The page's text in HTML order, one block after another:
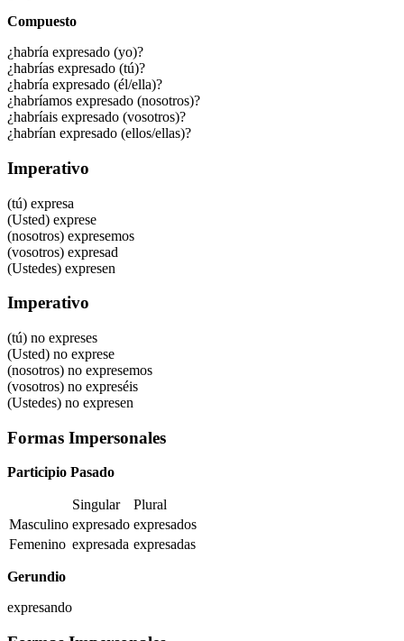
Compuesto
¿habría expresado (yo)?
¿habrías expresado (tú)?
¿habría expresado (él/ella)?
¿habríamos expresado (nosotros)?
¿habríais expresado (vosotros)?
¿habrían expresado (ellos/ellas)?
Imperativo
(tú) expresa
(Usted) exprese
(nosotros) expresemos
(vosotros) expresad
(Ustedes) expresen
Imperativo
(tú) no expreses
(Usted) no exprese
(nosotros) no expresemos
(vosotros) no expreséis
(Ustedes) no expresen
Formas Impersonales
Participio Pasado
Singular
Plural
Masculino expresado expresados
Femenino expresada expresadas
Gerundio
expresando